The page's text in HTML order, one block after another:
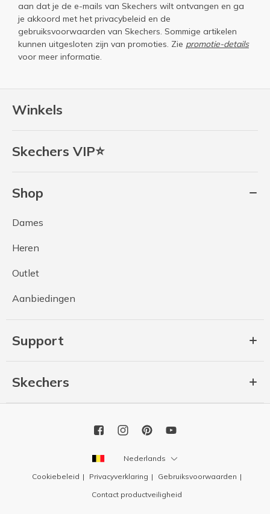
Winkels
Skechers VIP⭐
Shop
Dames
Heren
Outlet
Aanbiedingen
Support
Skechers
aan dat je de e-mails van Skechers wilt ontvangen en ga
je akkoord met het privacybeleid en de
gebruiksvoorwaarden van Skechers. Sommige artikelen
kunnen uitgesloten zijn van promoties. Zie promotie-details
voor meer informatie.
Nederlands
Cookiebeleid Privacyverklaring
Gebruiksvoorwaarden
Contact productveiligheid